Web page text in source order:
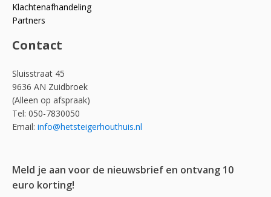
Klachtenafhandeling
Partners
Contact
Sluisstraat 45
9636 AN Zuidbroek
(Alleen op afspraak)
Tel: 050-7830050
Email: info@hetsteigerhouthuis.nl
Meld je aan voor de nieuwsbrief en ontvang 10
euro korting!